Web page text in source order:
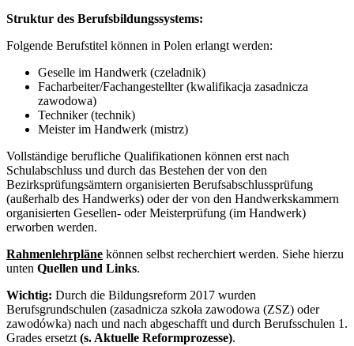
Struktur des Berufsbildungssystems:
Folgende Berufstitel können in Polen erlangt werden:
Geselle im Handwerk (czeladnik)
Facharbeiter/Fachangestellter (kwalifikacja zasadnicza
zawodowa)
Techniker (technik)
Meister im Handwerk (mistrz)
Vollständige berufliche Qualifikationen können erst nach
Schulabschluss und durch das Bestehen der von den
Bezirksprüfungsämtern organisierten Berufsabschlussprüfung
(außerhalb des Handwerks) oder der von den Handwerkskammern
organisierten Gesellen- oder Meisterprüfung (im Handwerk)
erworben werden.
Rahmenlehrpläne können selbst recherchiert werden. Siehe hierzu
unten Quellen und Links.
Wichtig: Durch die Bildungsreform 2017 wurden
Berufsgrundschulen (zasadnicza szkoła zawodowa (ZSZ) oder
zawodówka) nach und nach abgeschafft und durch Berufsschulen 1.
Grades ersetzt (s. Aktuelle Reformprozesse).